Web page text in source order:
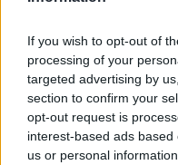
If you wish to opt-out of
processing of your
targeted advertising by
section to confirm your
opt-out request is
interest-based ads
us or personal
Contacto: